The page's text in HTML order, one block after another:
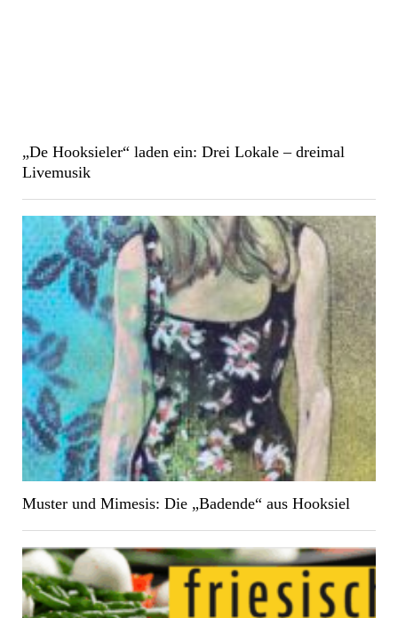
„De Hooksieler“ laden ein: Drei Lokale – dreimal
Livemusik
Muster und Mimesis: Die „Badende“ aus Hooksiel